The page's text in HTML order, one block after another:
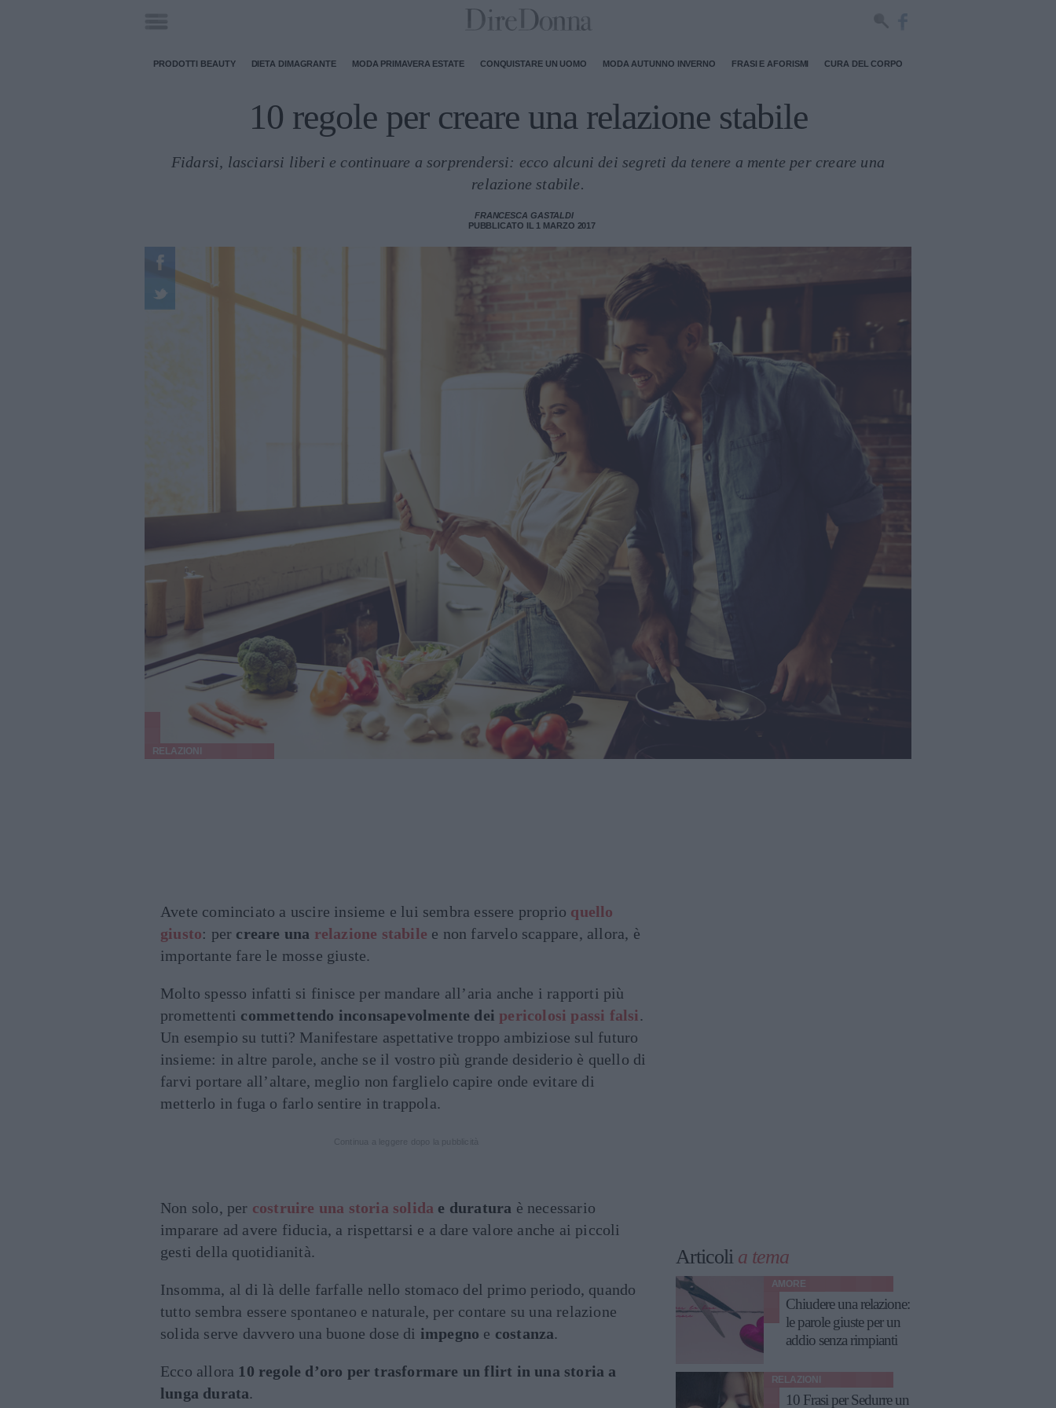
PRODOTTI BEAUTY DIETA DIMAGRANTE MODA PRIMAVERA ESTATE CONQUISTARE UN UOMO MODA AUTUNNO INVERNO FRASI E AFORISMI CURA DEL CORPO
10 regole per creare una relazione stabile
Fidarsi, lasciarsi liberi e continuare a sorprendersi: ecco alcuni dei segreti da tenere a mente per creare una
relazione stabile.
FRANCESCA GASTALDI
PUBBLICATO IL 1 MARZO 2017
RELAZIONI
Avete cominciato a uscire insieme e lui sembra essere proprio quello
giusto: per creare una relazione stabile e non farvelo scappare, allora, è
importante fare le mosse giuste.
Molto spesso infatti si finisce per mandare all’aria anche i rapporti più
promettenti commettendo inconsapevolmente deipericolosi passi falsi.
Un esempio su tutti? Manifestare aspettative troppo ambiziose sul futuro
insieme: in altre parole, anche se il vostro più grande desiderio è quello di
farvi portare all’altare, meglio non farglielo capire onde evitare di
metterlo in fuga o farlo sentire in trappola.
Non solo, per costruire una storia solida e duratura è necessario
imparare ad avere fiducia, a rispettarsi e a dare valore anche ai piccoli
gesti della quotidianità.
Insomma, al di là delle farfalle nello stomaco del primo periodo, quando
tutto sembra essere spontaneo e naturale, per contare su una relazione
solida serve davvero una buone dose di impegno e costanza.
Ecco allora 10 regole d’oro per trasformare un flirt in una storia a
lunga durata.
Articoli a tema
AMORE
Chiudere una relazione:
le parole giuste per un
addio senza rimpianti
RELAZIONI
10 Frasi per Sedurre un